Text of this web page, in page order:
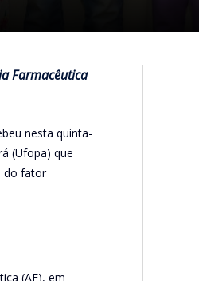
Farmacêutica
nesta quinta-
(Ufopa) que
do fator
(AF), em